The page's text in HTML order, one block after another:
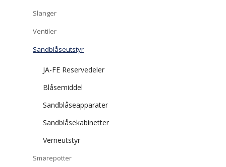
Slanger
Ventiler
Sandblåseutstyr
JA-FE Reservedeler
Blåsemiddel
Sandblåseapparater
Sandblåsekabinetter
Verneutstyr
Smørepotter